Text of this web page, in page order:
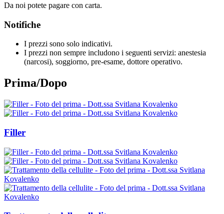
Da noi potete pagare con carta.
Notifiche
I prezzi sono solo indicativi.
I prezzi non sempre includono i seguenti servizi: anestesia
(narcosi), soggiorno, pre-esame, dottore operativo.
Prima/Dopo
Filler